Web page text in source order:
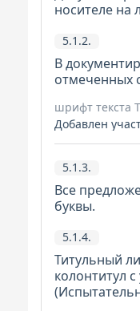
носителе на
5.1.2.
В
отмеченных
шрифт текста
Добавлен
5.1.3.
Все
буквы.
5.1.4.
Титульный
колонтитул